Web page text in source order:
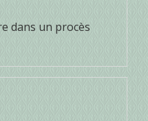
dans un procès